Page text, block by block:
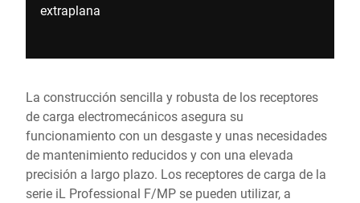
extraplana
La construcción sencilla y robusta de los receptores
de carga electromecánicos asegura su
funcionamiento con un desgaste y unas necesidades
de mantenimiento reducidos y con una elevada
precisión a largo plazo. Los receptores de carga de la
serie iL Professional F/MP se pueden utilizar, a